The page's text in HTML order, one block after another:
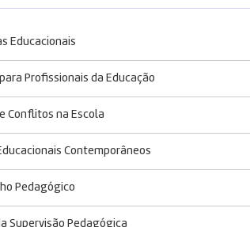
Educacionais
Profissionais da Educação
Conflitos na Escola
Contemporâneos
Pedagógico
Supervisão Pedagógica